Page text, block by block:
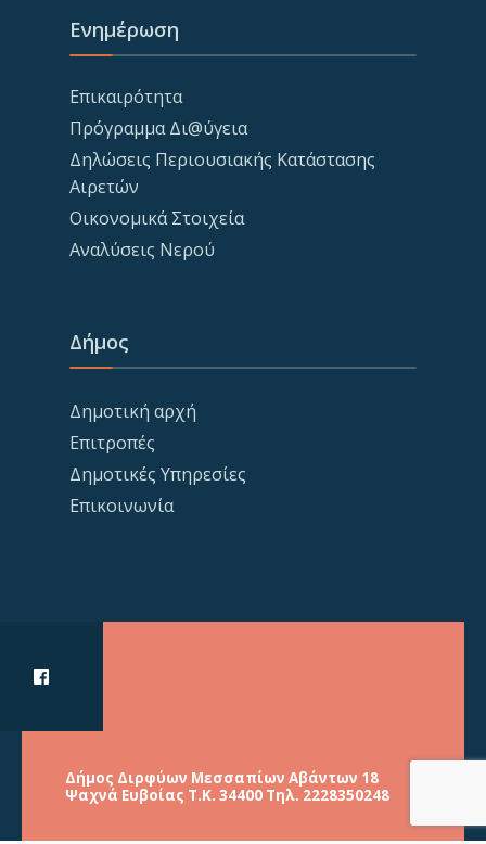
Ενημέρωση
Επικαιρότητα
Πρόγραμμα Δι@ύγεια
Δηλώσεις Περιουσιακής Κατάστασης
Αιρετών
Οικονομικά Στοιχεία
Αναλύσεις Νερού
Δήμος
Δημοτική αρχή
Επιτροπές
Δημοτικές Υπηρεσίες
Επικοινωνία
Δήμος Διρφύων Μεσσαπίων Αβάντων 18
Ψαχνά Ευβοίας Τ.Κ. 34400 Τηλ. 2228350248